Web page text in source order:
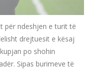
për ndeshjen e turit të
drejtuesit e kësaj
po shohin
Sipas burimeve të